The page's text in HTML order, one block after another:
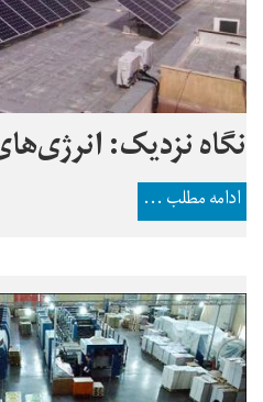
نگاه نزدیک:
ادامه مطلب ...